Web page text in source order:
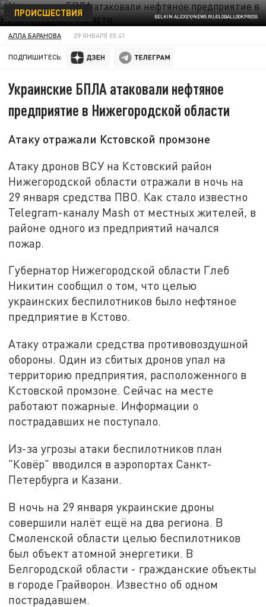
BELKIN ALEXEY/NEWS.RU/GLOBALLOOKPRESS
ПРОИСШЕСТВИЯ
АЛЛА БАРАНОВА 29 ЯНВАРЯ 05:41
ПОДПИШИТЕСЬ:
Украинские БПЛА атаковали нефтяное
предприятие в Нижегородской области
Атаку отражали Кстовской промзоне
Атаку дронов ВСУ на Кстовский район
Нижегородской области отражали в ночь на
29 января средства ПВО. Как стало известно
Telegram-каналу Mash от местных жителей, в
районе одного из предприятий начался
пожар.
Губернатор Нижегородской области Глеб
Никитин сообщил о том, что целью
украинских беспилотников было нефтяное
предприятие в Кстово.
Атаку отражали средства противовоздушной
обороны. Один из сбитых дронов упал на
территорию предприятия, расположенного в
Кстовской промзоне. Сейчас на месте
работают пожарные. Информации о
пострадавших не поступало.
Из-за угрозы атаки беспилотников план
"Ковёр" вводился в аэропортах Санкт-
Петербурга и Казани.
В ночь на 29 января украинские дроны
совершили налёт ещё на два региона. В
Смоленской области целью беспилотников
был объект атомной энергетики. В
Белгородской области - гражданские объекты
в городе Грайворон. Известно об одном
пострадавшем.